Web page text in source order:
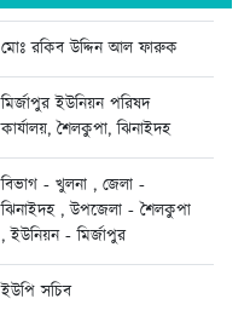
মোঃ রকিব উদ্দিন আল ফারুক
মির্জাপুর ইউনিয়ন পরিষদ
কার্যালয়, শৈলকুপা, ঝিনাইদহ
বিভাগ - খুলনা , জেলা -
ঝিনাইদহ , উপজেলা - শৈলকুপা
, ইউনিয়ন - মির্জাপুর
ইউপি সচিব